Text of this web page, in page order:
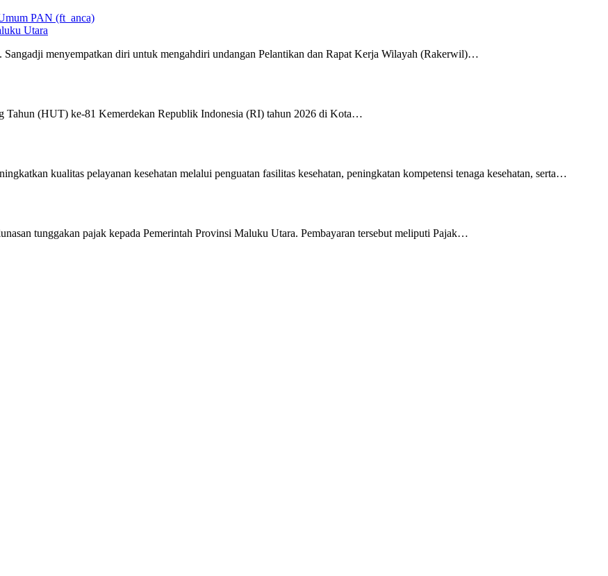
Utara
menyempatkan diri untuk mengahdiri undangan Pelantikan dan Rapat Kerja Wilayah (Rakerwil)…
Tahun (HUT) ke-81 Kemerdekan Republik Indonesia (RI) tahun 2026 di Kota…
kualitas pelayanan kesehatan melalui penguatan fasilitas kesehatan, peningkatan kompetensi tenaga kesehatan, serta…
tunggakan pajak kepada Pemerintah Provinsi Maluku Utara. Pembayaran tersebut meliputi Pajak…